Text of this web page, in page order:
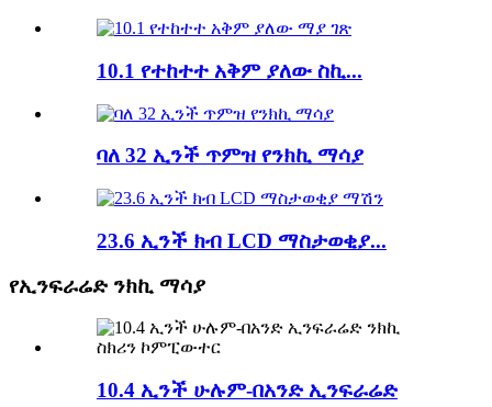
10.1 የተከተተ አቅም ያለው ስኪ...
ባለ 32 ኢንች ጥምዝ የንክኪ ማሳያ
23.6 ኢንች ክብ LCD ማስታወቂያ...
የኢንፍራሬድ ንክኪ ማሳያ
10.4 ኢንች ሁሉም-በአንድ ኢንፍራሬድ